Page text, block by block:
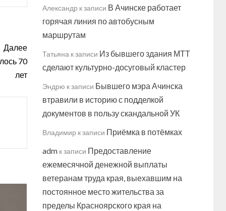
Далее
70
лет
Александр к записи В Ачинске работает
горячая линия по автобусным
маршрутам
Татьяна к записи Из бывшего здания МТТ
сделают культурно-досуговый кластер
Эндрю к записи Бывшего мэра Ачинска
втравили в историю с подделкой
документов в пользу скандальной УК
Владимир к записи Приёмка в потёмках
admк записи Предоставление
ежемесячной денежной выплаты
ветеранам труда края, выехавшим на
постоянное место жительства за
пределы Красноярского края на